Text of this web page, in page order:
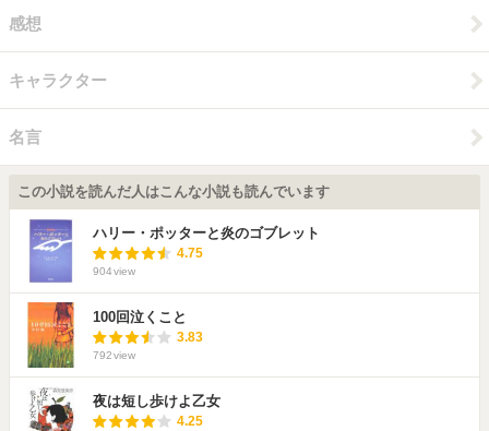
感想
キャラクター
名言
この小説を読んだ人はこんな小説も読んでいます
ハリー・ポッターと炎のゴブレット
4.75
904view
100回泣くこと
3.83
792view
夜は短し歩けよ乙女
4.25